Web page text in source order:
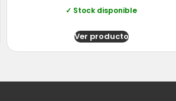
✓ Stock disponible
Ver producto